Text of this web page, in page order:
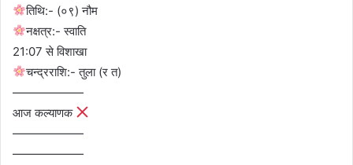
तिथि:- (०९) नौम
नक्षत्र:- स्वाति
21:07 से विशाखा
चन्द्रराशि:- तुला (र त)
——————
आज कल्याणक
——————
——————